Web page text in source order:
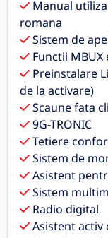
Manual
romana
Sistem de
Functii MBUX
Preinstalare
de la activare)
Scaune fata
9G-TRONIC
Tetiere
Sistem de
Asistent
Sistem
Radio digital
Asistent activ